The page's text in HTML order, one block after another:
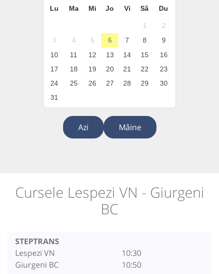
Lu Ma Mi Jo Vi Sâ Du
1
2
3
4 5 6 7 8
9
10
11 12 13 14 15
16
17
18 19 20 21 22
23
24
25 26 27 28 29
30
31
Azi Mâine
Cursele Lespezi VN - Giurgeni
BC
STEPTRANS
Lespezi VN
Giurgeni BC
10:30
10:50